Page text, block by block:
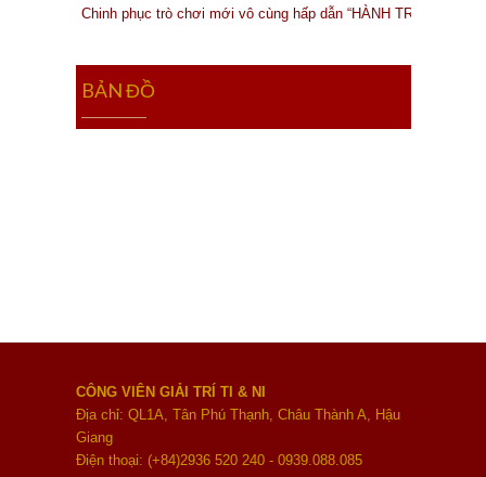
Chinh phục trò chơi mới vô cùng hấp dẫn “HÀNH TRÌNH MẠO
BẢN ĐỒ
CÔNG VIÊN GIẢI TRÍ TI & NI
Địa chỉ: QL1A, Tân Phú Thạnh, Châu Thành A, Hậu
Giang
Điện thoại: (+84)2936 520 240 - 0939.088.085